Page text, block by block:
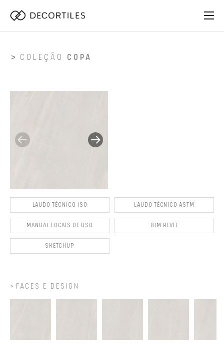
COLEÇÃO COPA
LAUDO TÉCNICO ISO LAUDO TÉCNICO ASTM
MANUAL LOCAIS DE USO BIM REVIT
SKETCHUP
FACES E DESIGN